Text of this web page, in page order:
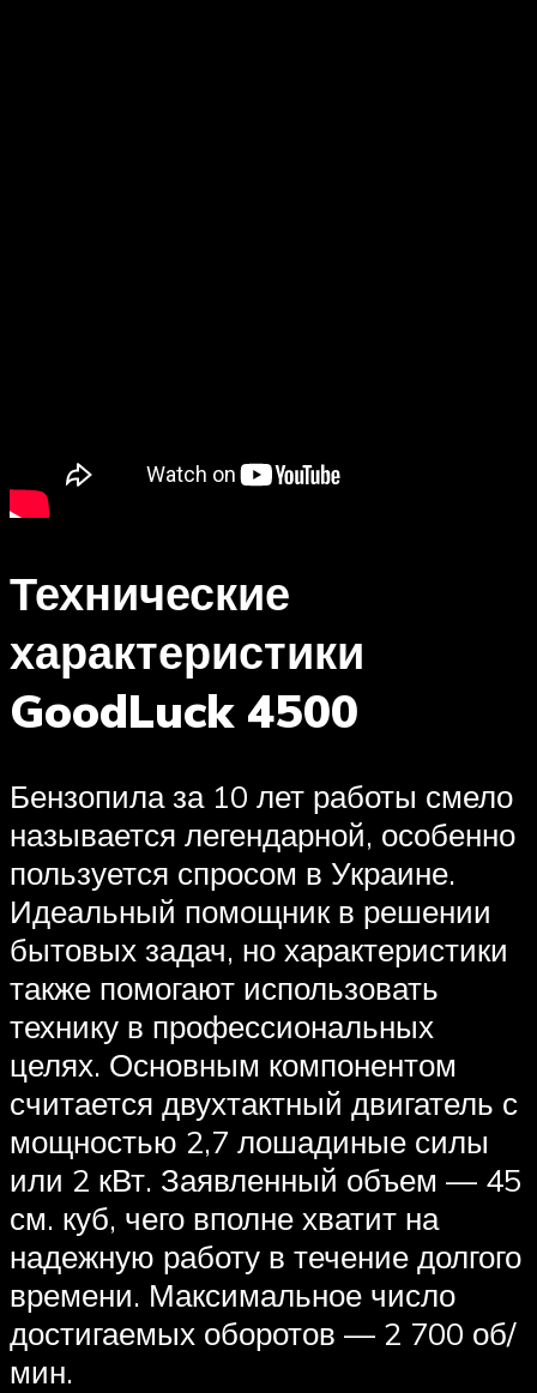
Технические
характеристики
GoodLuck 4500
Бензопила за 10 лет работы смело
называется легендарной, особенно
пользуется спросом в Украине.
Идеальный помощник в решении
бытовых задач, но характеристики
также помогают использовать
технику в профессиональных
целях. Основным компонентом
считается двухтактный двигатель с
мощностью 2,7 лошадиные силы
или 2 кВт. Заявленный объем — 45
см. куб, чего вполне хватит на
надежную работу в течение долгого
времени. Максимальное число
достигаемых оборотов — 2 700 об/
мин.